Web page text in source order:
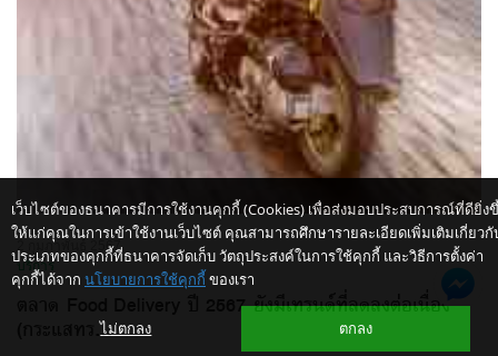
2 กุมภาพันธ์ 2567
บริการ
ตลาด Food Delivery ปี 2567 ยังมีเทรนด์ที่ลดลงต่อเนื่อง
(กระแสทร...
เว็บไซต์ของธนาคารมีการใช้งานคุกกี้ (Cookies) เพื่อส่งมอบประสบการณ์ที่ดียิ่ง
ให้แก่คุณในการเข้าใช้งานเว็บไซต์ คุณสามารถศึกษารายละเอียดเพิ่มเติมเกี่ยวกั
ประเภทของคุกกี้ที่ธนาคารจัดเก็บ วัตถุประสงค์ในการใช้คุกกี้ และวิธีการตั้งค่า
คุกกี้ได้จาก นโยบายการใช้คุกกี้ ของเรา
ไม่ตกลง ตกลง